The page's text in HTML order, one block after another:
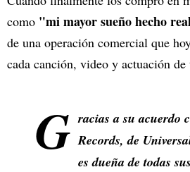
como "mi mayor sueño hecho
de una operación comercial que
cada canción, video y actuación de
G racias a su acuerdo
Records, de
es dueña de todas